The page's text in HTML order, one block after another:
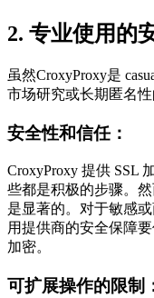
2. 专业使用的
虽然CroxyProxy是
市场研究或长期匿名
安全性和信任：
CroxyProxy 提供 SSL
些都是积极的步骤。
是显著的。对于敏感
用提供商的安全保障
加密。
可扩展操作的限制